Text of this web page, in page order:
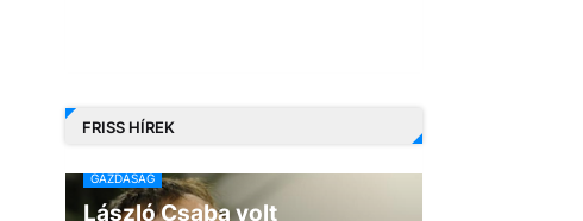
FRISS HÍREK
GAZDASÁG
László Csaba volt